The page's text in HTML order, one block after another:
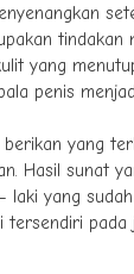
tindakan
yang
penis
yang
Hasil sunat
laki yang
tersendiri pada